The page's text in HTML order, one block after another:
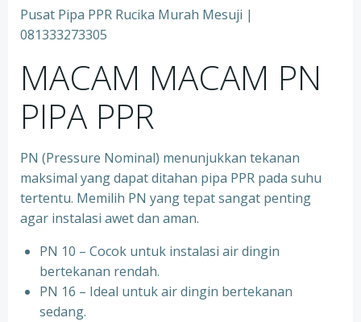
Pusat Pipa PPR Rucika Murah Mesuji |
081333273305
MACAM MACAM PN
PIPA PPR
PN (Pressure Nominal) menunjukkan tekanan
maksimal yang dapat ditahan pipa PPR pada suhu
tertentu. Memilih PN yang tepat sangat penting
agar instalasi awet dan aman.
PN 10 – Cocok untuk instalasi air dingin
bertekanan rendah.
⁠PN 16 – Ideal untuk air dingin bertekanan
sedang.